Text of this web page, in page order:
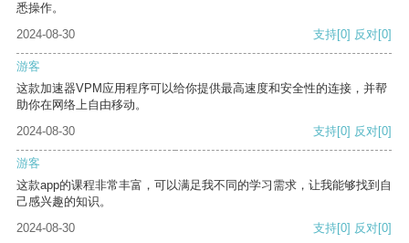
悉操作。
2024-08-30
支持[0] 反对[0]
游客
这款加速器VPM应用程序可以给你提供最高速度和安全性的连接，并帮
助你在网络上自由移动。
2024-08-30
支持[0] 反对[0]
游客
这款app的课程非常丰富，可以满足我不同的学习需求，让我能够找到自
己感兴趣的知识。
2024-08-30
支持[0] 反对[0]